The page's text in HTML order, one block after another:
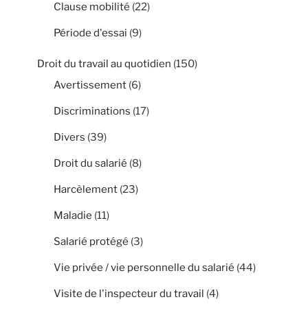
Clause mobilité (22)
Période d'essai (9)
Droit du travail au quotidien (150)
Avertissement (6)
Discriminations (17)
Divers (39)
Droit du salarié (8)
Harcèlement (23)
Maladie (11)
Salarié protégé (3)
Vie privée / vie personnelle du salarié (44)
Visite de l'inspecteur du travail (4)